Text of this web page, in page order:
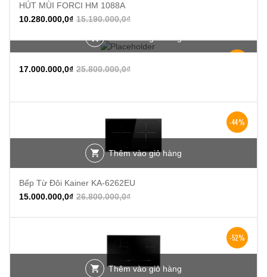
HÚT MÙI FORCI HM 1088A
15.190.000,0₫
10.280.000,0₫
25.800.000,0₫
17.000.000,0₫
-44%
Thêm vào giỏ hàng
Bếp Từ Đôi Kainer KA-6262EU
26.800.000,0₫
15.000.000,0₫
-52%
Thêm vào giỏ hàng